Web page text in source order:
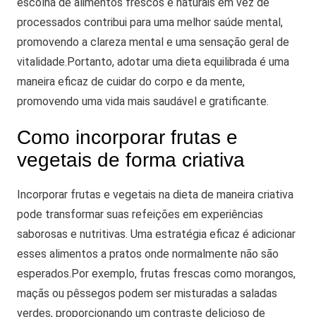
processados contribui para uma melhor saúde mental,
promovendo a clareza mental e uma sensação geral de
vitalidade.Portanto, adotar uma dieta equilibrada é uma
maneira eficaz de cuidar do corpo e da mente,
promovendo uma vida mais saudável e gratificante.
Como incorporar frutas e
vegetais de forma criativa
Incorporar frutas e vegetais na dieta de maneira criativa
pode transformar suas refeições em experiências
saborosas e nutritivas. Uma estratégia eficaz é adicionar
esses alimentos a pratos onde normalmente não são
esperados.Por exemplo, frutas frescas como morangos,
maçãs ou pêssegos podem ser misturadas a saladas
verdes, proporcionando um contraste delicioso de